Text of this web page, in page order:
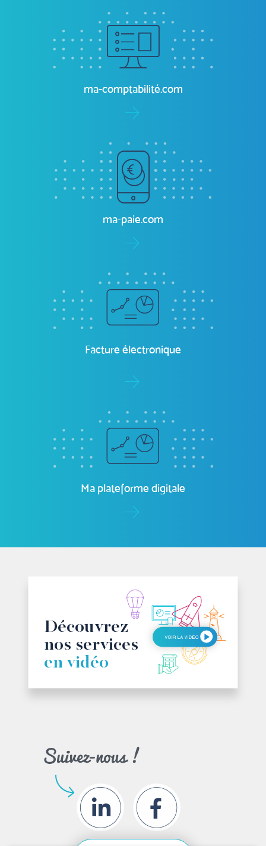
Plateforme digitale
ma-comptabilité.com
ma-paie.com
Facture électronique
Ma plateforme digitale
Découvrez
nos services
en vidéo